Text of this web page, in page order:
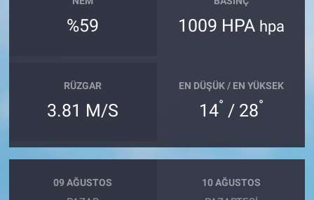
%59 1009 HPA hpa
RÜZGAR
3.81 M/S
EN DÜŞÜK / EN YÜKSEK
14° / 28°
09 AĞUSTOS 10 AĞUSTOS